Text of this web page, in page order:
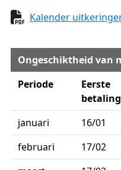
Document
Kalender
Ongeschiktheid van
Periode
Eerste
betaling
januari
16/01
februari
17/02